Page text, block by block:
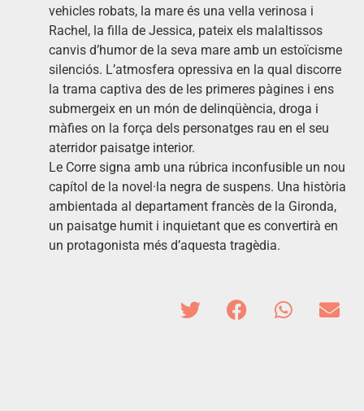
vehicles robats, la mare és una vella verinosa i
Rachel, la filla de Jessica, pateix els malaltissos
canvis d’humor de la seva mare amb un estoïcisme
silenciós. L’atmosfera opressiva en la qual discorre
la trama captiva des de les primeres pàgines i ens
submergeix en un món de delinqüència, droga i
màfies on la força dels personatges rau en el seu
aterridor paisatge interior.
Le Corre signa amb una rúbrica inconfusible un nou
capítol de la novel·la negra de suspens. Una història
ambientada al departament francès de la Gironda,
un paisatge humit i inquietant que es convertirà en
un protagonista més d’aquesta tragèdia.